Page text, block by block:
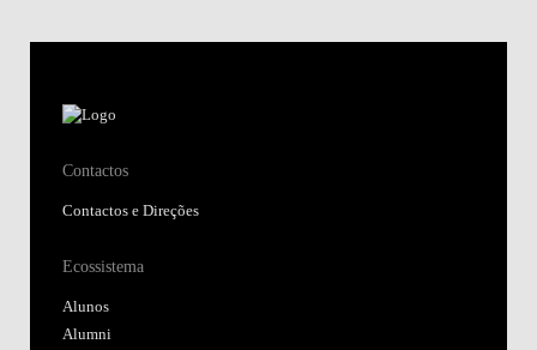
Contactos
Contactos e Direções
Ecossistema
Alunos
Alumni